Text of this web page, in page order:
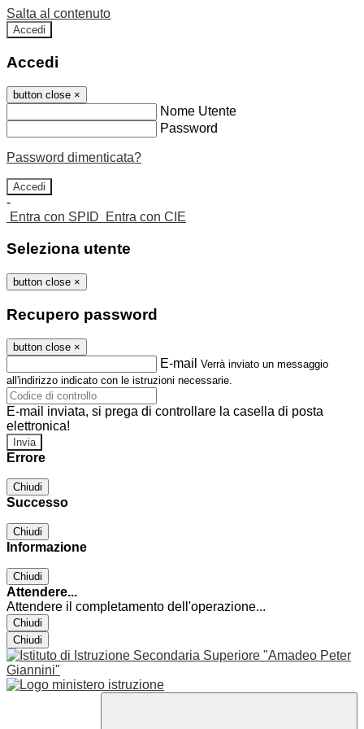
Salta al contenuto
Accedi
Accedi
button close ×
Nome Utente
Password
Password dimenticata?
-
Entra con SPID
Entra con CIE
Seleziona utente
button close ×
Recupero password
button close ×
E-mail Verrà inviato un messaggio
all'indirizzo indicato con le istruzioni necessarie.
E-mail inviata, si prega di controllare la casella di posta
elettronica!
Errore
Chiudi
Successo
Chiudi
Informazione
Chiudi
Attendere...
Attendere il completamento dell'operazione...
Chiudi
Chiudi